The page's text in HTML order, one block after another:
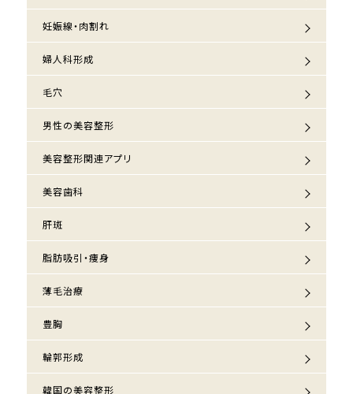
妊娠線・肉割れ
婦人科形成
毛穴
男性の美容整形
美容整形関連アプリ
美容歯科
肝斑
脂肪吸引・痩身
薄毛治療
豊胸
輪郭形成
韓国の美容整形